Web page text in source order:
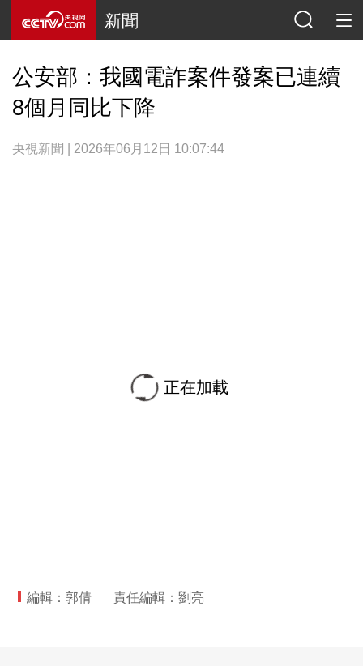
新聞
公安部：我國電詐案件發案已連續
8個月同比下降
央視新聞 | 2026年06月12日 10:07:44
正在加載
編輯：郭倩 責任編輯：劉亮